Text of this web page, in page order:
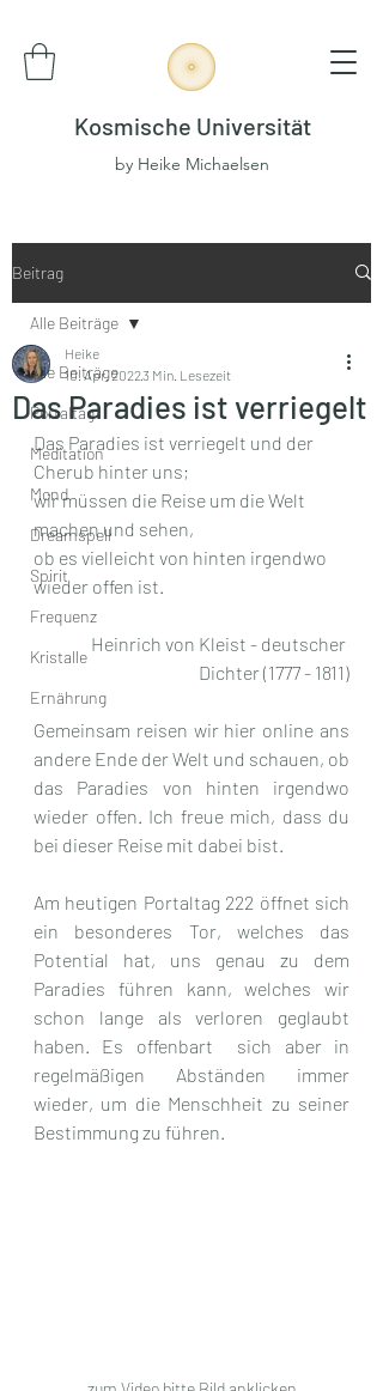
Kosmische Universität
by Heike Michaelsen
Beitrag
Alle Beiträge
Portaltag
Meditation
Mond
Dreamspell
Spirit
Frequenz
Kristalle
Ernährung
Alle Beiträge
Das Paradies ist verriegelt
Heike
10. Apr. 20223 Min. Lesezeit
Das Paradies ist verriegelt und der
Cherub hinter uns;
wir müssen die Reise um die Welt
machen und sehen,
ob es vielleicht von hinten irgendwo
wieder offen ist.
Heinrich von Kleist - deutscher
Dichter (1777 - 1811)
Gemeinsam reisen wir hier online ans
andere Ende der Welt und schauen, ob
das Paradies von hinten irgendwo
wieder offen. Ich freue mich, dass du
bei dieser Reise mit dabei bist.
Am heutigen Portaltag 222 öffnet sich
ein besonderes Tor, welches das
Potential hat, uns genau zu dem
Paradies führen kann, welches wir
schon lange als verloren geglaubt
haben. Es offenbart  sich aber in
regelmäßigen Abständen immer
wieder, um die Menschheit zu seiner
Bestimmung zu führen.